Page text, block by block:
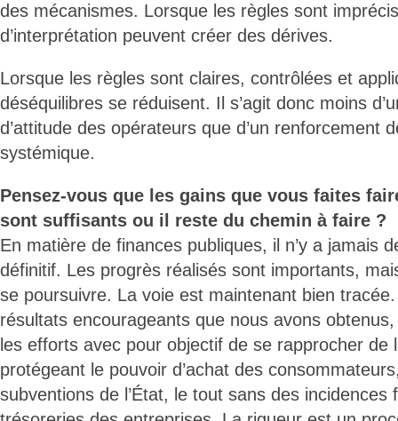
des mécanismes. Lorsque les règles sont
d’interprétation peuvent créer des dérives.
Lorsque les règles sont claires, contrôlées et
déséquilibres se réduisent. Il s’agit donc moins
d’attitude des opérateurs que d’un renforcement
systémique.
Pensez-vous que les gains que vous faites
sont suffisants ou il reste du chemin à faire ?
En matière de finances publiques, il n’y a jamais
définitif. Les progrès réalisés sont importants,
se poursuivre. La voie est maintenant bien
résultats encourageants que nous avons
les efforts avec pour objectif de se rapprocher de
protégeant le pouvoir d’achat des
subventions de l’État, le tout sans des incidences